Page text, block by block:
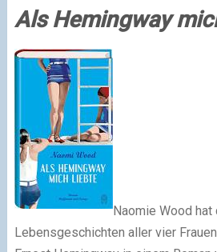
Als Hemingway
Naomie Wood hat
Lebensgeschichten aller vier